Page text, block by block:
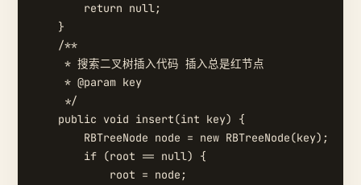
        return null;
    }
    /**
     * 搜索二叉树插入代码 插入总是红节点
     * @param key
     */
    public void insert(int key) {
        RBTreeNode node = new RBTreeNode(key);
        if (root == null) {
            root = node;